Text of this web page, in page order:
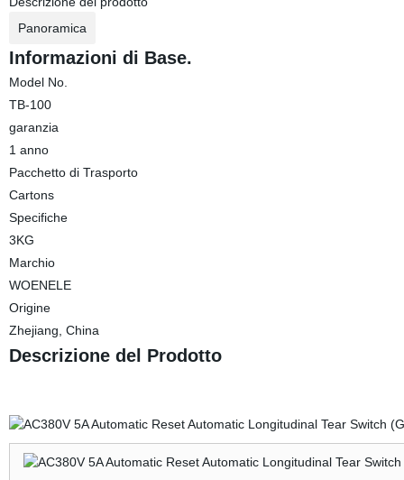
Panoramica
Informazioni di Base.
Model No.
TB-100
garanzia
1 anno
Pacchetto di Trasporto
Cartons
Specifiche
3KG
Marchio
WOENELE
Origine
Zhejiang, China
Descrizione del Prodotto